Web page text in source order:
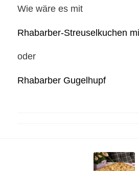
Wie wäre es mit
Rhabarber-Streuselkuchen
oder
Rhabarber Gugelhupf